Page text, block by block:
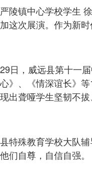
严陵镇中心学校学生
加这次展演。作为新
29日，威远县第十一
心》、《情深谊长》
现出聋哑学生坚韧不拔
县特殊教育学校大队
他们自尊，自信自强。